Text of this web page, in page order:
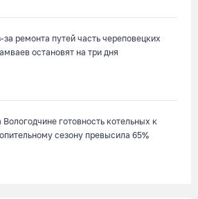
за ремонта путей часть череповецких
остановят на три дня
Вологодчине готовность котельных к
сезону превысила 65%